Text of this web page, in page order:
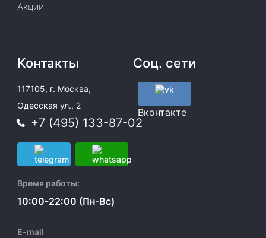
Акции
Контакты
117105, г. Москва,
Одесская ул., 2
+7 (495) 133-87-02
Время работы:
10:00-22:00 (Пн-Вс)
E-mail
Соц. сети
Вконтакте